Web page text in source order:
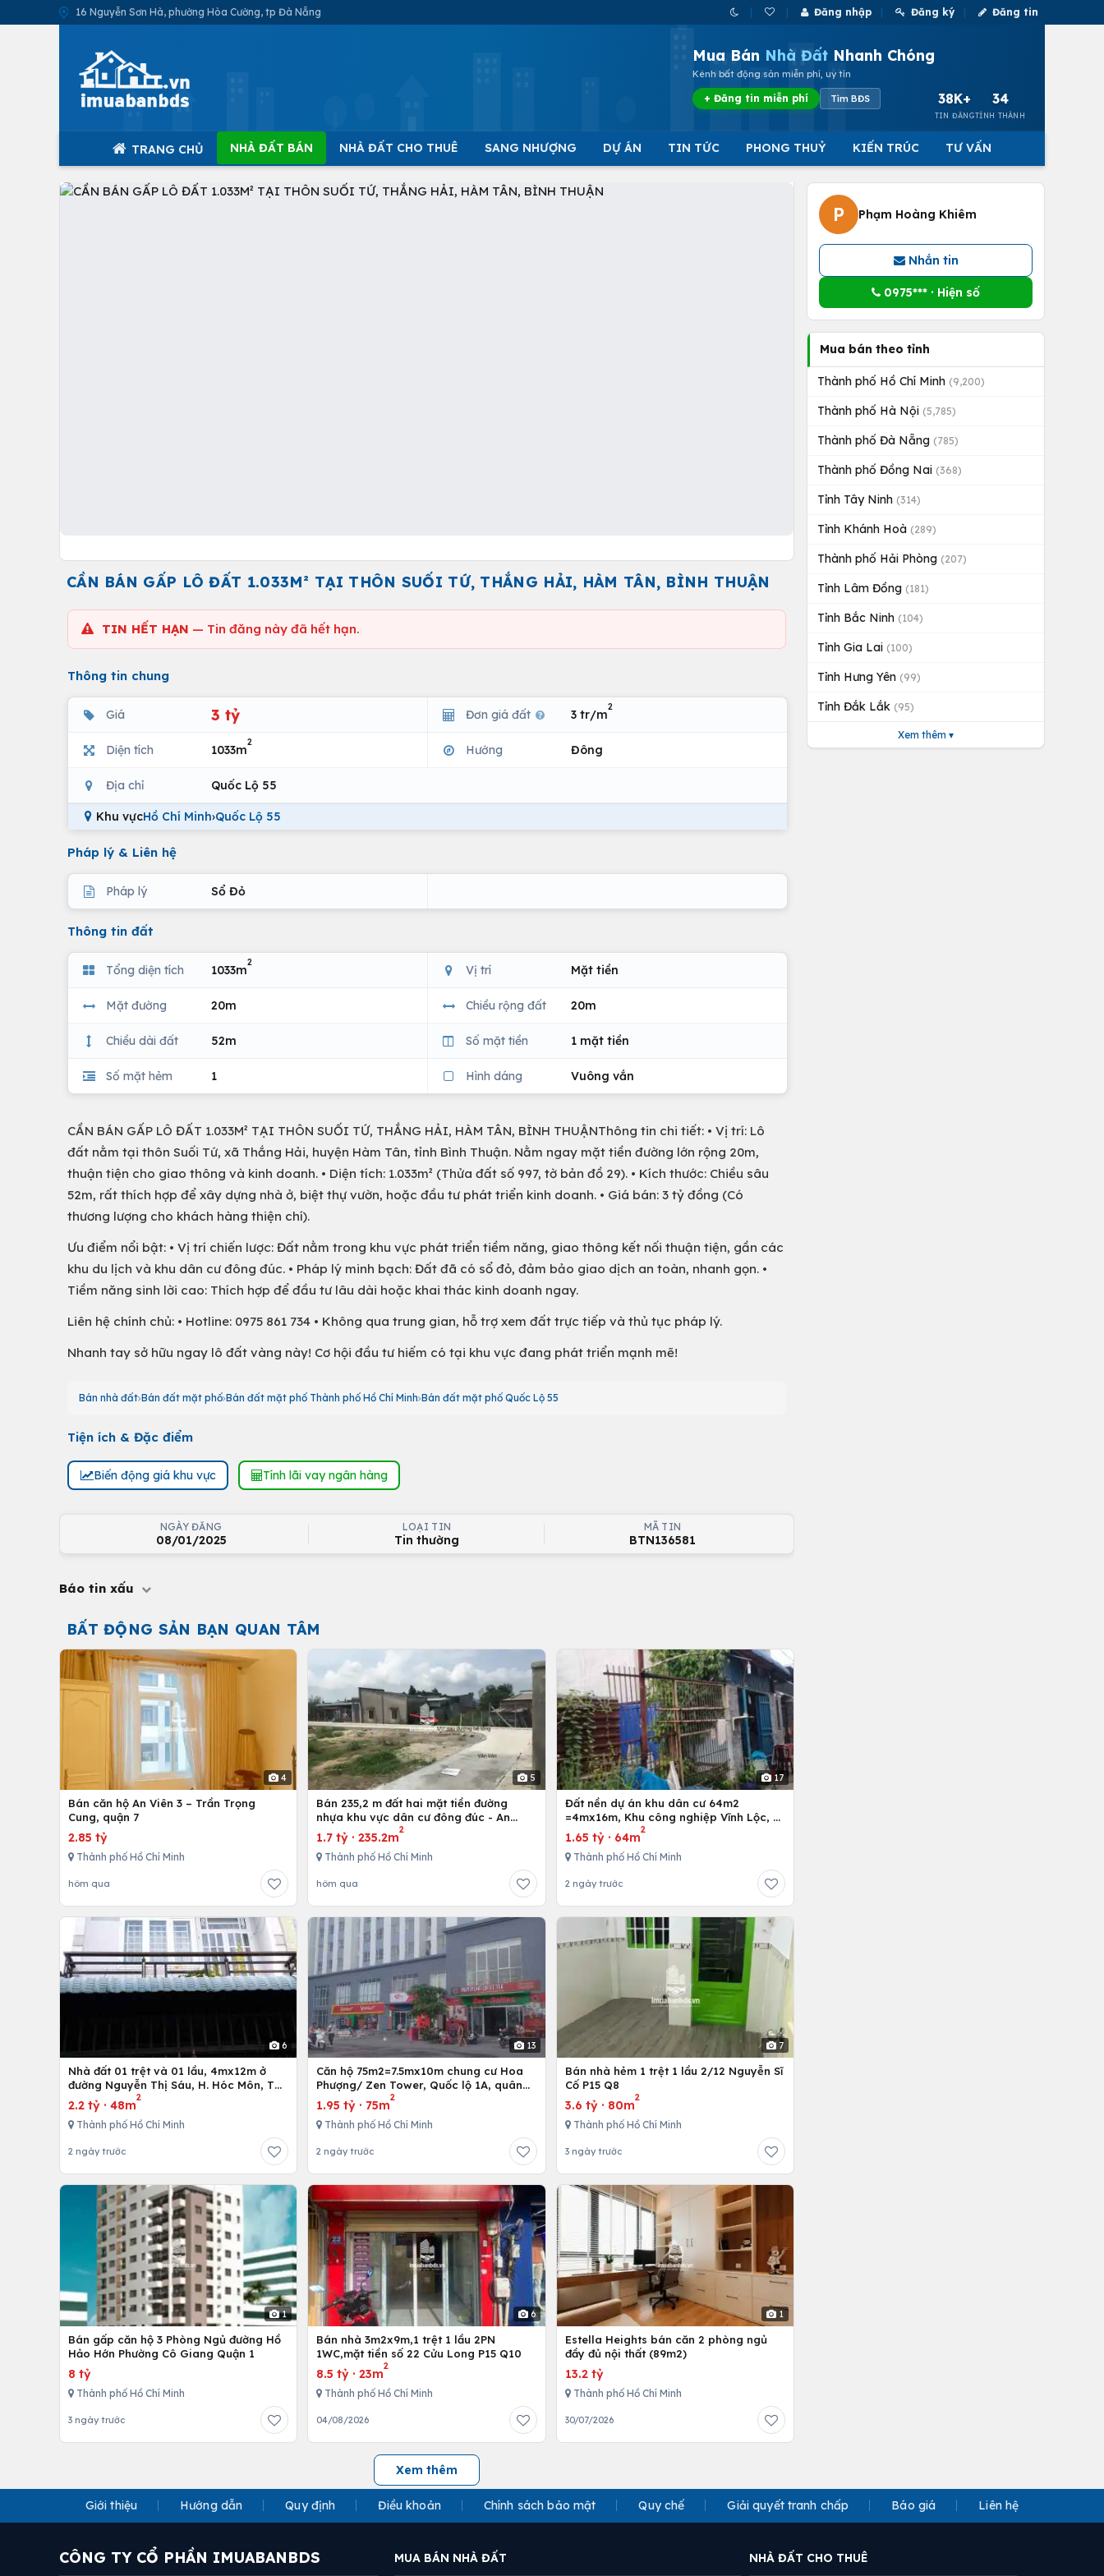
16 Nguyễn Sơn Hà, phường Hòa Cường, tp Đà Nẵng Đăng nhập Đăng ký Đăng tin
Mua Bán Nhà Đất Nhanh Chóng
Kênh bất động sản miễn phí, uy tín
+ Đăng tin miễn phí Tìm BĐS 38K+
TIN ĐĂNG
34
TỈNH THÀNH
TRANG CHỦ NHÀ ĐẤT BÁN NHÀ ĐẤT CHO THUÊ SANG NHƯỢNG DỰ ÁN TIN TỨC PHONG THUỶ KIẾN TRÚC TƯ VẤN
CẦN BÁN GẤP LÔ ĐẤT 1.033M² TẠI THÔN SUỐI TỨ, THẮNG HẢI, HÀM TÂN, BÌNH THUẬN
TIN HẾT HẠN — Tin đăng này đã hết hạn.
Thông tin chung
Giá 3 tỷ Đơn giá đất 3 tr/m
2
Diện tích 1033m
2
Hướng Đông
Địa chỉ Quốc Lộ 55
Khu vựcHồ Chí Minh›Quốc Lộ 55
Pháp lý & Liên hệ
Pháp lý Sổ Đỏ
Thông tin đất
Tổng diện tích 1033m
2
Vị trí Mặt tiền
Mặt đường 20m Chiều rộng đất 20m
Chiều dài đất 52m Số mặt tiền 1 mặt tiền
Số mặt hẻm 1 Hình dáng Vuông vắn
CẦN BÁN GẤP LÔ ĐẤT 1.033M² TẠI THÔN SUỐI TỨ, THẮNG HẢI, HÀM TÂN, BÌNH THUẬNThông tin chi tiết: • Vị trí: Lô
đất nằm tại thôn Suối Tứ, xã Thắng Hải, huyện Hàm Tân, tỉnh Bình Thuận. Nằm ngay mặt tiền đường lớn rộng 20m,
thuận tiện cho giao thông và kinh doanh. • Diện tích: 1.033m² (Thửa đất số 997, tờ bản đồ 29). • Kích thước: Chiều sâu
52m, rất thích hợp để xây dựng nhà ở, biệt thự vườn, hoặc đầu tư phát triển kinh doanh. • Giá bán: 3 tỷ đồng (Có
thương lượng cho khách hàng thiện chí).
Ưu điểm nổi bật: • Vị trí chiến lược: Đất nằm trong khu vực phát triển tiềm năng, giao thông kết nối thuận tiện, gần các
khu du lịch và khu dân cư đông đúc. • Pháp lý minh bạch: Đất đã có sổ đỏ, đảm bảo giao dịch an toàn, nhanh gọn. •
Tiềm năng sinh lời cao: Thích hợp để đầu tư lâu dài hoặc khai thác kinh doanh ngay.
Liên hệ chính chủ: • Hotline: 0975 861 734 • Không qua trung gian, hỗ trợ xem đất trực tiếp và thủ tục pháp lý.
Nhanh tay sở hữu ngay lô đất vàng này! Cơ hội đầu tư hiếm có tại khu vực đang phát triển mạnh mẽ!
Bán nhà đất Bán đất mặt phố Bán đất mặt phố Thành phố Hồ Chí Minh Bán đất mặt phố Quốc Lộ 55
Tiện ích & Đặc điểm
Biến động giá khu vực Tính lãi vay ngân hàng
NGÀY ĐĂNG
08/01/2025
LOẠI TIN
Tin thường
MÃ TIN
BTN136581
Báo tin xấu
BẤT ĐỘNG SẢN BẠN QUAN TÂM
4
Bán căn hộ An Viên 3 – Trần Trọng
Cung, quận 7
2.85 tỷ
Thành phố Hồ Chí Minh
hôm qua
5
Bán 235,2 m đất hai mặt tiền đường
nhựa khu vực dân cư đông đúc - An
nhứt-Long Điền - Bà Rịa
1.7 tỷ ·235.2m
2
Thành phố Hồ Chí Minh
hôm qua
17
Đất nền dự án khu dân cư 64m2
=4mx16m, Khu công nghiệp Vĩnh Lộc, H.
Bình Chánh, Tp. Hồ Chí Minh
1.65 tỷ· 64m
2
Thành phố Hồ Chí Minh
2 ngày trước
6
Nhà đất 01 trệt và 01 lầu, 4mx12m ở
đường Nguyễn Thị Sáu, H. Hóc Môn, Tp.
Hồ Chí Minh
2.2 tỷ · 48m
2
Thành phố Hồ Chí Minh
2 ngày trước
13
Căn hộ 75m2=7.5mx10m chung cư Hoa
Phượng/ Zen Tower, Quốc lộ 1A, quân
12,Tp. Hồ Chí Minh, Việt Nam
1.95 tỷ · 75m
2
Thành phố Hồ Chí Minh
2 ngày trước
7
Bán nhà hẻm 1 trệt 1 lầu 2/12 Nguyễn Sĩ
Cố P15 Q8
3.6 tỷ· 80m
2
Thành phố Hồ Chí Minh
3 ngày trước
1
Bán gấp căn hộ 3 Phòng Ngủ đường Hồ
Hảo Hớn Phường Cô Giang Quận 1
8 tỷ
Thành phố Hồ Chí Minh
3 ngày trước
6
Bán nhà 3m2x9m,1 trệt 1 lầu 2PN
1WC,mặt tiền số 22 Cửu Long P15 Q10
8.5 tỷ ·23m
2
Thành phố Hồ Chí Minh
04/08/2026
1
Estella Heights bán căn 2 phòng ngủ
đầy đủ nội thất (89m2)
13.2 tỷ
Thành phố Hồ Chí Minh
30/07/2026
Xem thêm
P Phạm Hoàng Khiêm
Nhắn tin
0975*** · Hiện số
Mua bán theo tỉnh
Thành phố Hồ Chí Minh (9,200)
Thành phố Hà Nội (5,785)
Thành phố Đà Nẵng (785)
Thành phố Đồng Nai (368)
Tỉnh Tây Ninh (314)
Tỉnh Khánh Hoà (289)
Thành phố Hải Phòng (207)
Tỉnh Lâm Đồng (181)
Tỉnh Bắc Ninh (104)
Tỉnh Gia Lai (100)
Tỉnh Hưng Yên (99)
Tỉnh Đắk Lắk (95)
Xem thêm ▾
Giới thiệu Hướng dẫn Quy định Điều khoản Chính sách bảo mật Quy chế Giải quyết tranh chấp Báo giá Liên hệ
CÔNG TY CỔ PHẦN IMUABANBDS MUA BÁN NHÀ ĐẤT NHÀ ĐẤT CHO THUÊ